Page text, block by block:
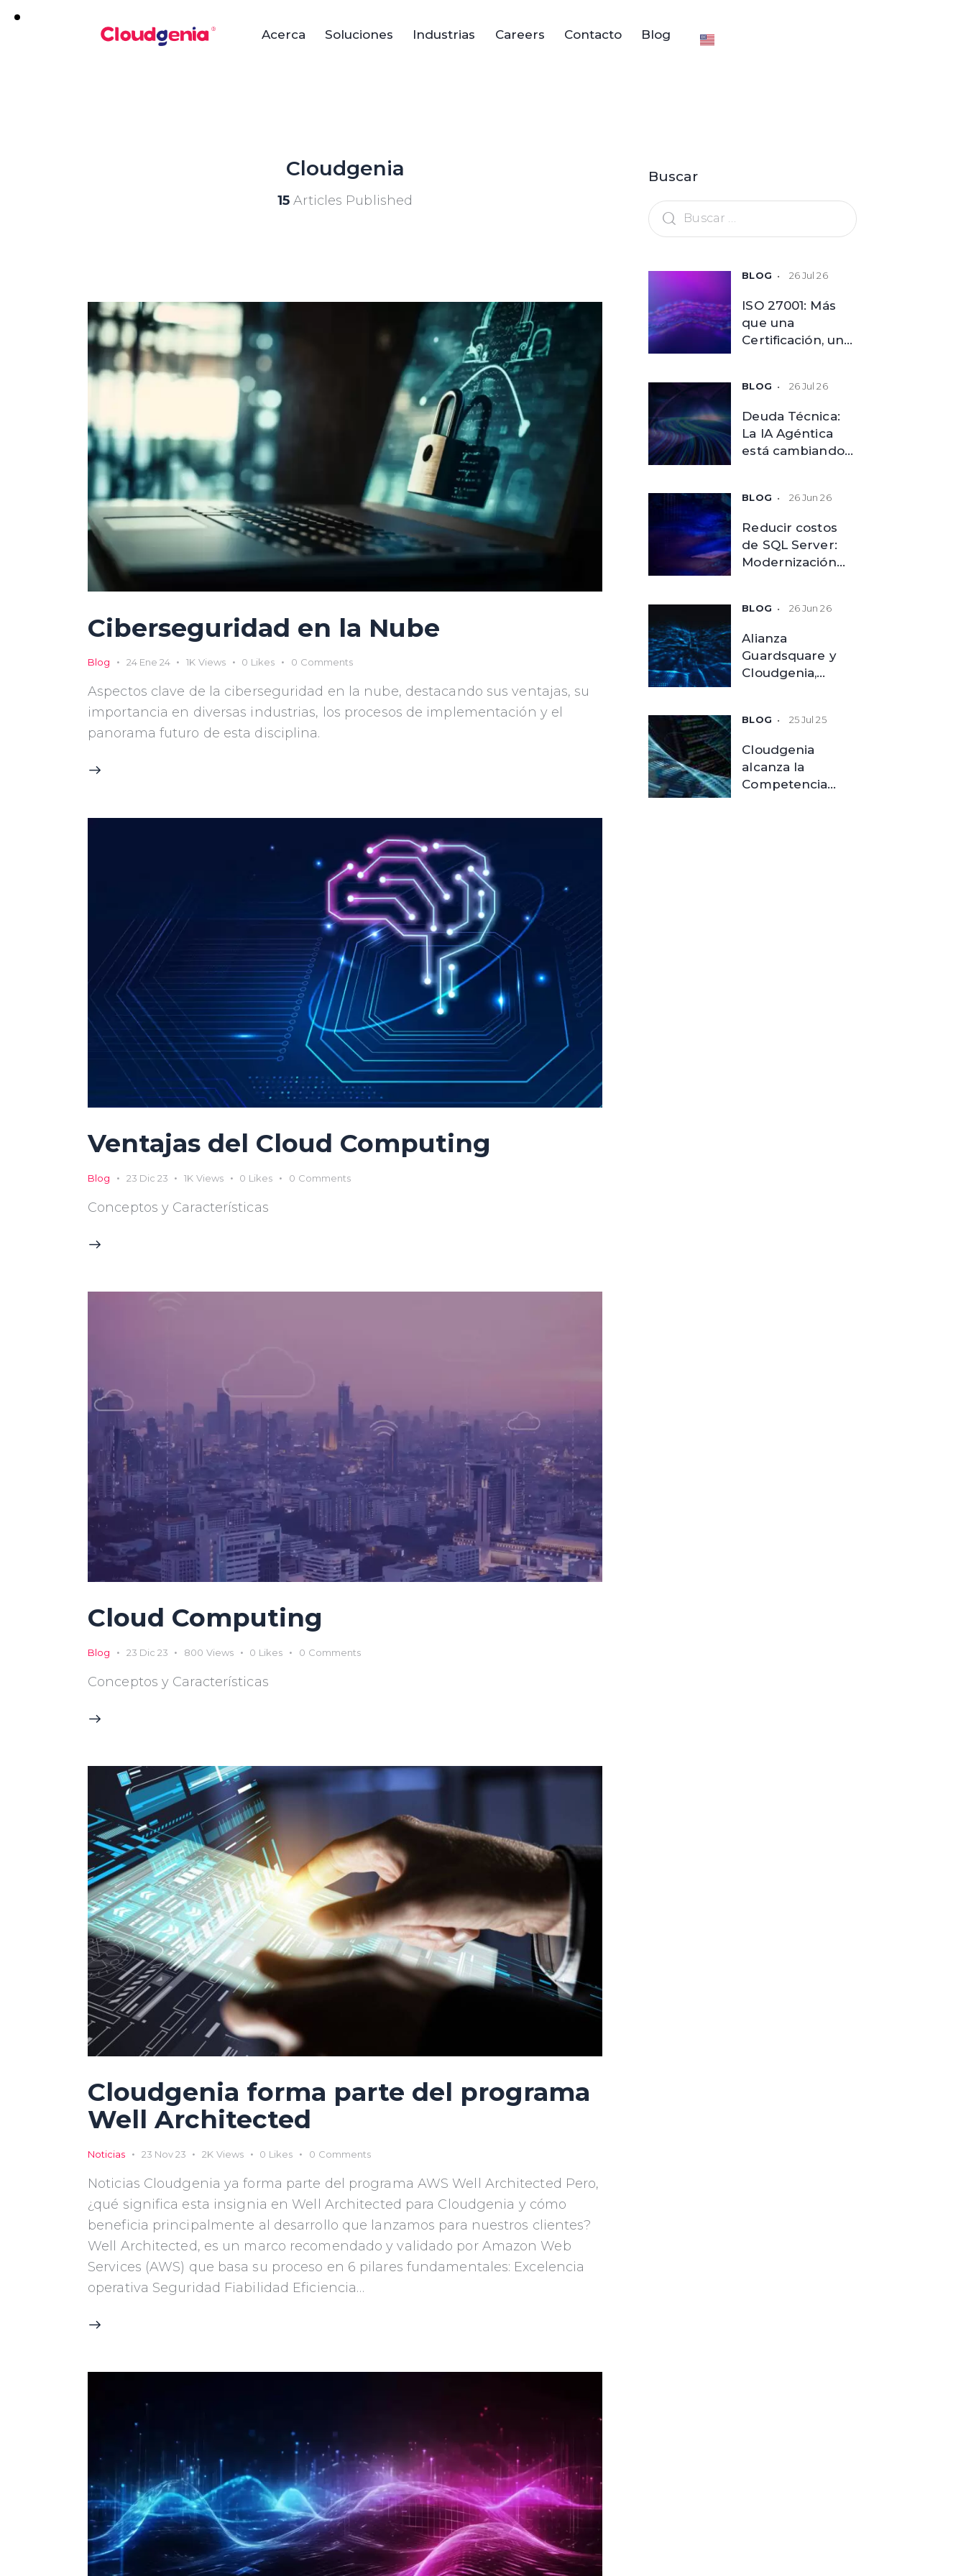
Acerca Soluciones Industrias Careers Contacto Blog
Cloudgenia
15 Articles Published
Ciberseguridad en la Nube
Blog 24 Ene 24 1K Views 0 Likes 0 Comments
Aspectos clave de la ciberseguridad en la nube, destacando sus ventajas, su
importancia en diversas industrias, los procesos de implementación y el
panorama futuro de esta disciplina.
Ventajas del Cloud Computing
Blog 23 Dic 23 1K Views 0 Likes 0 Comments
Conceptos y Características
Cloud Computing
Blog 23 Dic 23 800 Views 0 Likes 0 Comments
Conceptos y Características
Cloudgenia forma parte del programa
Well Architected
Noticias 23 Nov 23 2K Views 0 Likes 0 Comments
Noticias Cloudgenia ya forma parte del programa AWS Well Architected Pero,
¿qué significa esta insignia en Well Architected para Cloudgenia y cómo
beneficia principalmente al desarrollo que lanzamos para nuestros clientes?
Well Architected, es un marco recomendado y validado por Amazon Web
Services (AWS) que basa su proceso en 6 pilares fundamentales: Excelencia
operativa Seguridad Fiabilidad Eficiencia…
Buscar
ISO 27001: Más
que una
Certificación, una
Capacidades
26 Jul 26
Deuda Técnica:
La IA Agéntica
está cambiando
tecnológica
26 Jul 26
Reducir costos
de SQL Server:
Modernización
26 Jun 26
Alianza
Guardsquare y
Cloudgenia,
aplicaciones
móviles
empresariales
26 Jun 26
Cloudgenia
alcanza la
Competencia
25 Jul 25